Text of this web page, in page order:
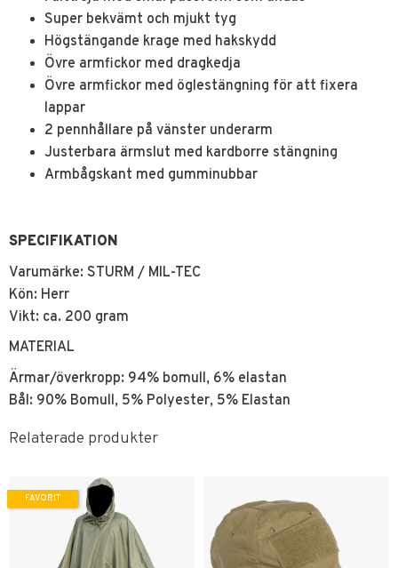
Super bekvämt och mjukt tyg
Högstängande krage med hakskydd
Övre armfickor med dragkedja
Övre armfickor med öglestängning för att fixera
lappar
2 pennhållare på vänster underarm
Justerbara ärmslut med kardborre stängning
Armbågskant med gumminubbar
SPECIFIKATION
Varumärke: STURM / MIL-TEC
Kön: Herr
Vikt: ca. 200 gram
MATERIAL
Ärmar/överkropp: 94% bomull, 6% elastan
Bål: 90% Bomull, 5% Polyester, 5% Elastan
Relaterade produkter
FAVORIT